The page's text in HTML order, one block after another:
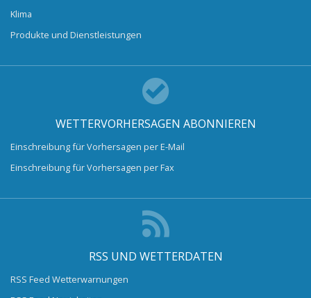
Klima
Produkte und Dienstleistungen
WETTERVORHERSAGEN ABONNIEREN
Einschreibung für Vorhersagen per E-Mail
Einschreibung für Vorhersagen per Fax
RSS UND WETTERDATEN
RSS Feed Wetterwarnungen